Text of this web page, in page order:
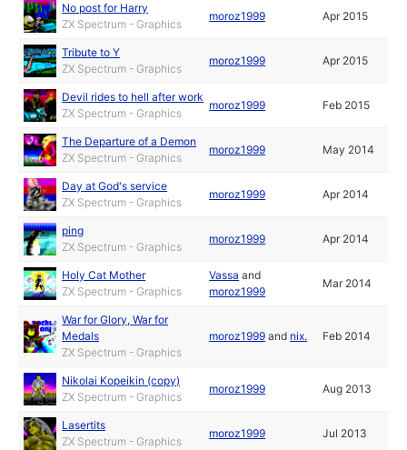
No post for Harry
ZX Spectrum - Graphics
moroz1999 Apr 2015
Tribute to Y
ZX Spectrum - Graphics
moroz1999 Apr 2015
Devil rides to hell after work
ZX Spectrum - Graphics
moroz1999 Feb 2015
The Departure of a Demon
ZX Spectrum - Graphics
moroz1999 May 2014
Day at God's service
ZX Spectrum - Graphics
moroz1999 Apr 2014
ping
ZX Spectrum - Graphics
moroz1999 Apr 2014
Holy Cat Mother
ZX Spectrum - Graphics
Vassa and
moroz1999
Mar 2014
War for Glory, War for
Medals
ZX Spectrum - Graphics
moroz1999 and nix. Feb 2014
Nikolai Kopeikin (copy)
ZX Spectrum - Graphics
moroz1999 Aug 2013
Lasertits
ZX Spectrum - Graphics
moroz1999 Jul 2013